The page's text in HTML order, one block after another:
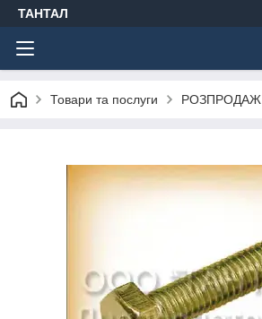
ТАНТАЛ
Товари та послуги РОЗПРОДАЖ